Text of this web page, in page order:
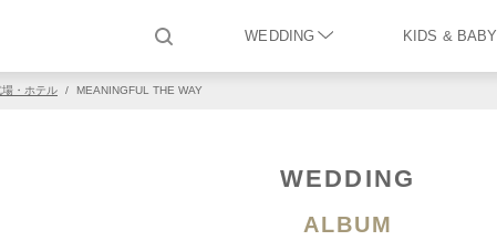
WEDDING KIDS & BABY
場・ホテル / MEANINGFUL THE WAY
WEDDING
ALBUM